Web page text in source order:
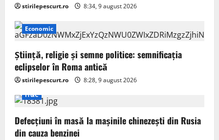
stirilepescurt.ro 8:34, 9 august 2026
Economic
Știință, religie și semne politice: semnificația
eclipselor în Roma antică
stirilepescurt.ro
8:28, 9 august 2026
IT&C
Defecțiuni în masă la mașinile chinezești din Rusia
din cauza benzinei